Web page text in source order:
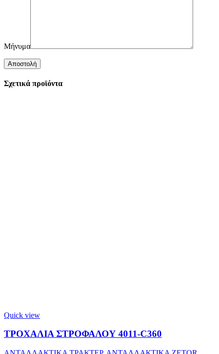
Μήνυμα
Σχετικά προϊόντα
Quick view
ΤΡΟΧΑΛΙΑ ΣΤΡΟΦΑΛΟΥ 4011-C360